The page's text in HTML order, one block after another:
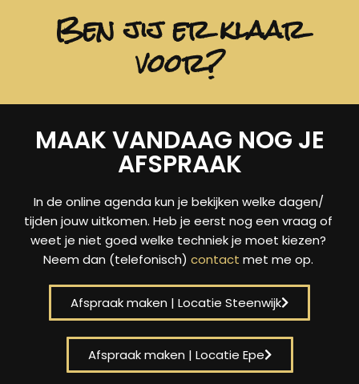
Ben jij er klaar
voor?
MAAK VANDAAG NOG JE
AFSPRAAK
In de online agenda kun je bekijken welke dagen/
tijden jouw uitkomen. Heb je eerst nog een vraag of
weet je niet goed welke techniek je moet kiezen?
Neem dan (telefonisch)contact met me op.
Afspraak maken | Locatie Steenwijk
Afspraak maken | Locatie Epe